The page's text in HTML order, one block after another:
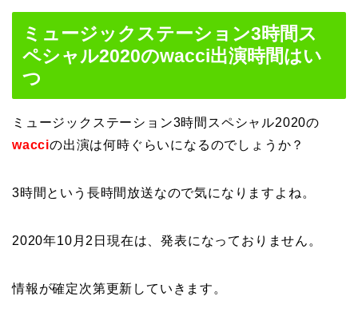
ミュージックステーション3時間ス
ペシャル2020のwacci出演時間はい
つ
ミュージックステーション3時間スペシャル2020の
wacciの出演は何時ぐらいになるのでしょうか？
3時間という長時間放送なので気になりますよね。
2020年10月2日現在は、発表になっておりません。
情報が確定次第更新していきます。